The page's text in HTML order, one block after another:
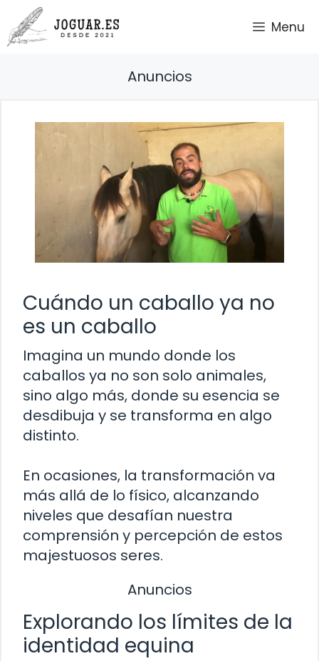
Saltar
al
contenido
Menu
Anuncios
Cuándo un caballo ya no
es un caballo
Imagina un mundo donde los
caballos ya no son solo animales,
sino algo más, donde su esencia se
desdibuja y se transforma en algo
distinto.
En ocasiones, la transformación va
más allá de lo físico, alcanzando
niveles que desafían nuestra
comprensión y percepción de estos
majestuosos seres.
Anuncios
Explorando los límites de la
identidad equina